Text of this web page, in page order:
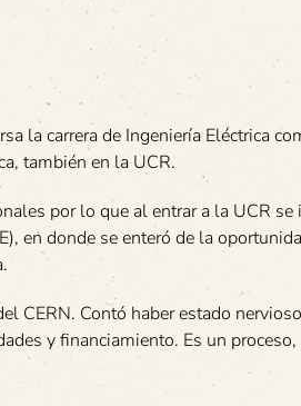
la carrera de Ingeniería Eléctrica
también en la UCR.
por lo que al entrar a la UCR se
en donde se enteró de la
CERN. Contó haber estado
y financiamiento. Es un